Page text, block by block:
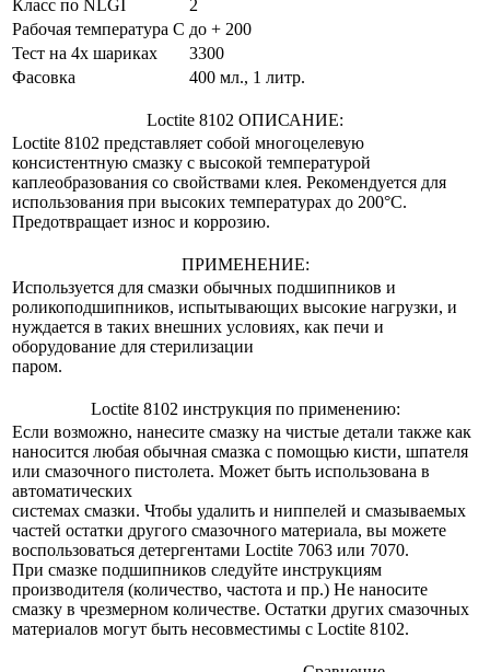
Класс по NLGI
2
Рабочая температура С до + 200
Тест на 4х шариках
3300
Фасовка
400 мл., 1 литр.
Loctite 8102 ОПИСАНИЕ:
Loctite 8102 представляет собой многоцелевую
консистентную смазку с высокой температурой
каплеобразования со свойствами клея. Рекомендуется для
использования при высоких температурах до 200°С.
Предотвращает износ и коррозию.
ПРИМЕНЕНИЕ:
Используется для смазки обычных подшипников и
роликоподшипников, испытывающих высокие нагрузки, и
нуждается в таких внешних условиях, как печи и
оборудование для стерилизации
паром.
Loctite 8102 инструкция по применению:
Если возможно, нанесите смазку на чистые детали также как
наносится любая обычная смазка с помощью кисти, шпателя
или смазочного пистолета. Может быть использована в
автоматических
системах смазки. Чтобы удалить и ниппелей и смазываемых
частей остатки другого смазочного материала, вы можете
воспользоваться детергентами Loctite 7063 или 7070.
При смазке подшипников следуйте инструкциям
производителя (количество, частота и пр.) Не наносите
смазку в чрезмерном количестве. Остатки других смазочных
материалов могут быть несовместимы с Loctite 8102.